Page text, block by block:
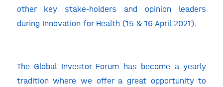
other key stake-holders and opinion leaders
during Innovation for Health (15 & 16 April 2021).
The Global Investor Forum has become a yearly
tradition where we offer a great opportunity to